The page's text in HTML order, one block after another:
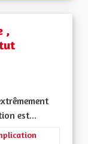
,
est...
les soins